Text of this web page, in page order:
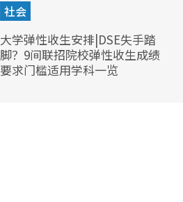
社会
大学弹性收生安排|DSE失手踏
脚？9间联招院校弹性收生成绩
要求门槛适用学科一览